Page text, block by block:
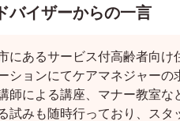
バイザーからの一言
にあるサービス付高齢者向け
ションにてケアマネジャーの
師による講座、マナー教室な
試みも随時行っており、スタ